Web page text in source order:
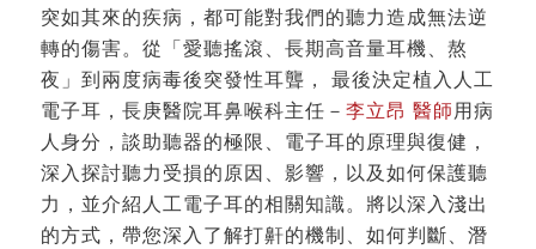
突如其來的疾病，都可能對我們的聽力造成無法逆
轉的傷害。從「愛聽搖滾、長期高音量耳機、熬
夜」到兩度病毒後突發性耳聾， 最後決定植入人工
電子耳，長庚醫院耳鼻喉科主任－ 李立昂 醫師 用病
人身分，談助聽器的極限、電子耳的原理與復健，
深入探討聽力受損的原因、影響，以及如何保護聽
力，並介紹人工電子耳的相關知識。將以深入淺出
的方式，帶您深入了解打鼾的機制、如何判斷、潛